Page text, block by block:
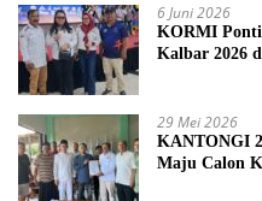
6 Juni 2026
KORMI
Kalbar 2026
29 Mei 2026
KANTONGI
Maju Calon